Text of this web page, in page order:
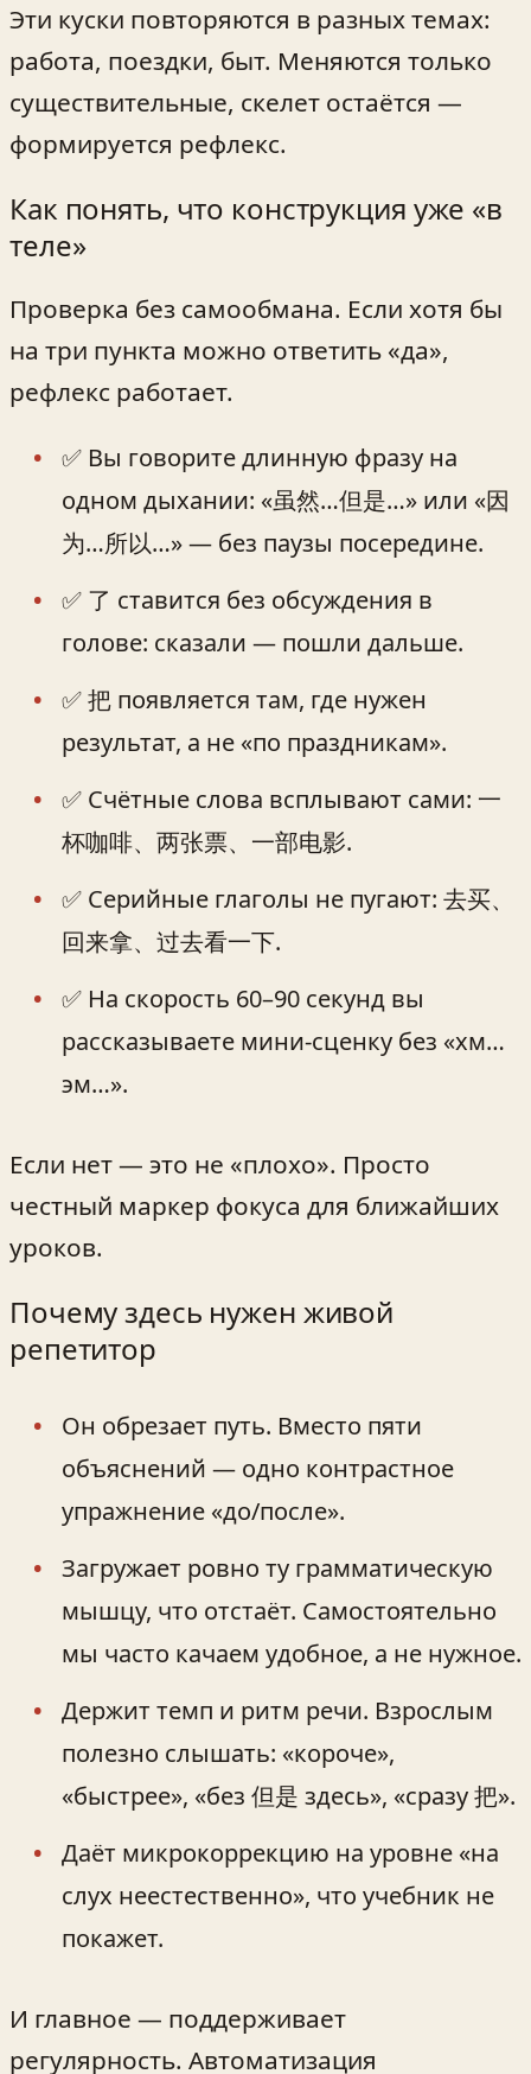
Эти куски повторяются в разных темах:
работа, поездки, быт. Меняются только
существительные, скелет остаётся —
формируется рефлекс.
Как понять, что конструкция уже «в
теле»
Проверка без самообмана. Если хотя бы
на три пункта можно ответить «да»,
рефлекс работает.
✅ Вы говорите длинную фразу на
одном дыхании: «虽然…但是…» или «因
为…所以…» — без паузы посередине.
✅ 了 ставится без обсуждения в
голове: сказали — пошли дальше.
✅ 把 появляется там, где нужен
результат, а не «по праздникам».
✅ Счётные слова всплывают сами: 一
杯咖啡、两张票、一部电影.
✅ Серийные глаголы не пугают: 去买、
回来拿、过去看一下.
✅ На скорость 60–90 секунд вы
рассказываете мини‑сценку без «хм…
эм…».
Если нет — это не «плохо». Просто
честный маркер фокуса для ближайших
уроков.
Почему здесь нужен живой
репетитор
Он обрезает путь. Вместо пяти
объяснений — одно контрастное
упражнение «до/после».
Загружает ровно ту грамматическую
мышцу, что отстаёт. Самостоятельно
мы часто качаем удобное, а не нужное.
Держит темп и ритм речи. Взрослым
полезно слышать: «короче»,
«быстрее», «без 但是 здесь», «сразу 把».
Даёт микрокоррекцию на уровне «на
слух неестественно», что учебник не
покажет.
И главное — поддерживает
регулярность. Автоматизация